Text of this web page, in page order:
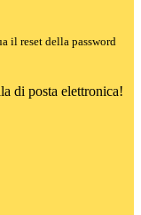
il reset della password
di posta elettronica!